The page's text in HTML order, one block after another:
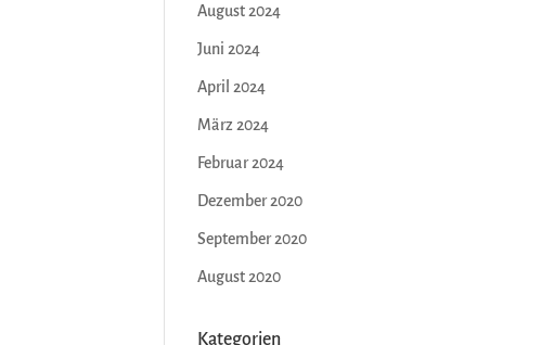
August 2024
Juni 2024
April 2024
März 2024
Februar 2024
Dezember 2020
September 2020
August 2020
Kategorien